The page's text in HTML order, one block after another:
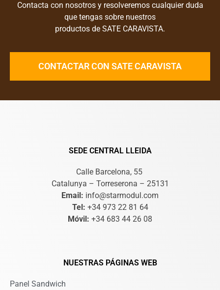
Contacta con nosotros y resolveremos cualquier duda
que tengas sobre nuestros
productos de SATE CARAVISTA.
CONTACTAR CON SATE CARAVISTA
SEDE CENTRAL LLEIDA
Calle Barcelona, 55
Catalunya – Torreserona – 25131
Email: info@starmodul.com
Tel: +34 973 22 81 64
Móvil: +34 683 44 26 08
NUESTRAS PÁGINAS WEB
Panel Sandwich